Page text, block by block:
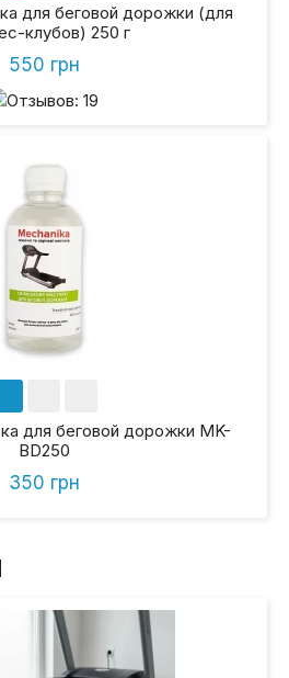
для беговой дорожки (для
клубов) 250 г
550 грн
для беговой дорожки MK-
BD250
350 грн